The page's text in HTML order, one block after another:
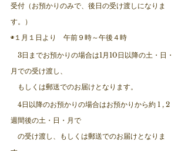
受付（お預かりのみで、後日の受け渡しになりま
す。）
◉１月１日より　午前９時～午後４時
3日までお預かりの場合は1月10日以降の土・日・
月での受け渡し、
もしくは郵送でのお届けとなります。
4日以降のお預かりの場合はお預かりから約 1 , 2
週間後の土・日・月で
の受け渡し、もしくは郵送でのお届けとなりま